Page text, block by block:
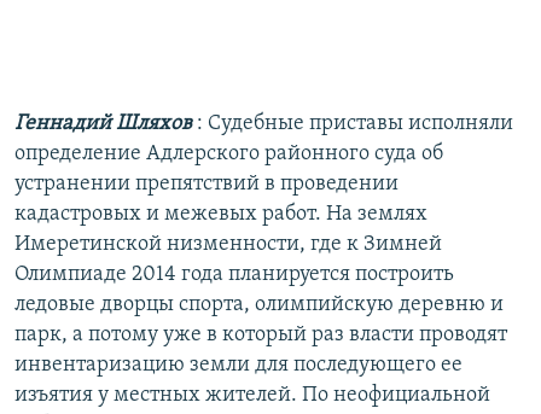
Геннадий Шляхов : Судебные приставы исполняли
определение Адлерского районного суда об
устранении препятствий в проведении
кадастровых и межевых работ. На землях
Имеретинской низменности, где к Зимней
Олимпиаде 2014 года планируется построить
ледовые дворцы спорта, олимпийскую деревню и
парк, а потому уже в который раз власти проводят
инвентаризацию земли для последующего ее
изъятия у местных жителей. По неофициальной